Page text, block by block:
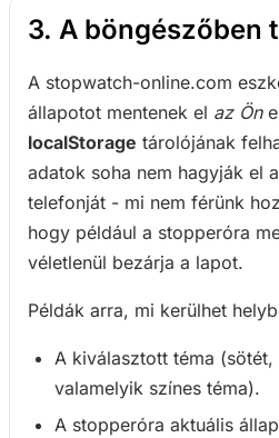
3. A böngészőben
A stopwatch-online.com
állapotot mentenek el az Ön
localStorage tárolójának
adatok soha nem hagyják el
telefonját - mi nem férünk
hogy például a stopperóra
véletlenül bezárja a lapot.
Példák arra, mi kerülhet
A kiválasztott téma
valamelyik színes téma).
A stopperóra aktuális